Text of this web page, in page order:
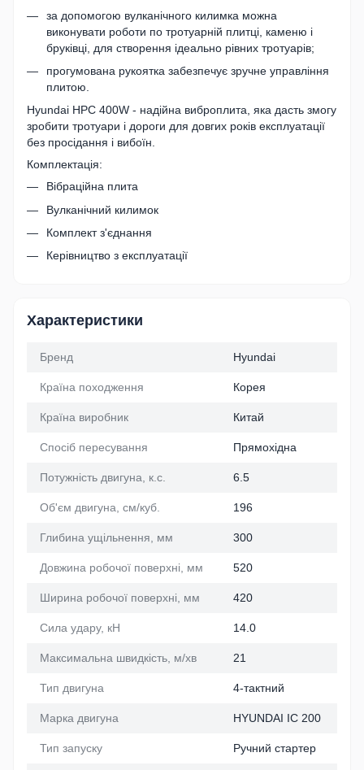
за допомогою вулканічного килимка можна
виконувати роботи по тротуарній плитці, каменю і
бруківці, для створення ідеально рівних тротуарів;
прогумована рукоятка забезпечує зручне управління
плитою.
Hyundai HPC 400W - надійна виброплита, яка дасть змогу
зробити тротуари і дороги для довгих років експлуатації
без просідання і вибоїн.
Комплектація:
Вібраційна плита
Вулканічний килимок
Комплект з'єднання
Керівництво з експлуатації
Характеристики
Бренд Hyundai
Країна походження Корея
Країна виробник Китай
Спосіб пересування Прямохідна
Потужність двигуна, к.с. 6.5
Об'єм двигуна, см/куб. 196
Глибина ущільнення, мм 300
Довжина робочої поверхні, мм 520
Ширина робочої поверхні, мм 420
Сила удару, кН 14.0
Максимальна швидкість, м/хв 21
Тип двигуна 4-тактний
Марка двигуна HYUNDAI IC 200
Тип запуску Ручний стартер